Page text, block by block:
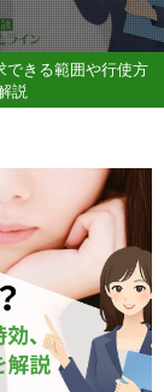
できる範囲や行使方
説